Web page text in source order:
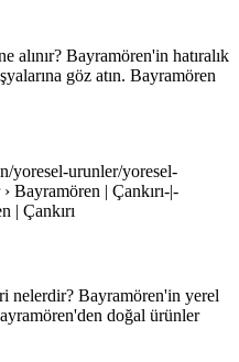
alınır? Bayramören'in hatıralık
göz atın. Bayramören
yoresel-urunler/yoresel-
Bayramören | Çankırı-|-
| Çankırı
nelerdir? Bayramören'in yerel
doğal ürünler